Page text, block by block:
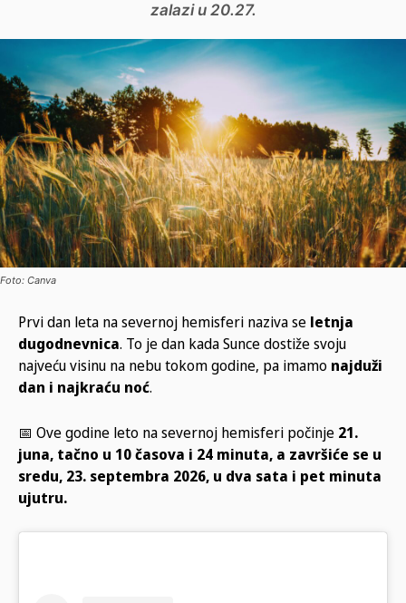
zalazi u 20.27.
Foto: Canva
Prvi dan leta na severnoj hemisferi naziva se letnja
dugodnevnica. To je dan kada Sunce dostiže svoju
najveću visinu na nebu tokom godine, pa imamo najduži
dan i najkraću noć.
📅 Ove godine leto na severnoj hemisferi počinje 21.
juna, tačno u 10 časova i 24 minuta, a završiće se u
sredu, 23. septembra 2026, u dva sata i pet minuta
ujutru.